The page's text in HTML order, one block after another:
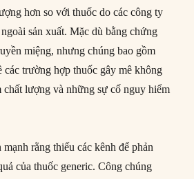
hơn so với thuốc do các công ty
sản xuất. Mặc dù bằng chứng
miệng, nhưng chúng bao gồm
các trường hợp thuốc gây mê không
chất lượng và những sự cố nguy hiểm
mạnh rằng thiếu các kênh để phản
của thuốc generic. Công chúng